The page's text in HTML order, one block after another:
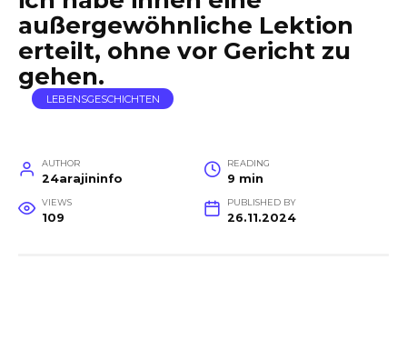
außergewöhnliche Lektion
erteilt, ohne vor Gericht zu
gehen.
LEBENSGESCHICHTEN
AUTHOR
24arajininfo
READING
9 min
VIEWS
109
PUBLISHED BY
26.11.2024